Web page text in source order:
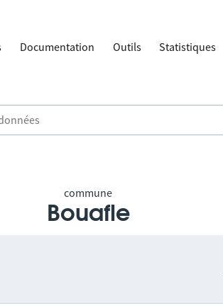
Documentation Outils Statistiques
commune
Bouafle